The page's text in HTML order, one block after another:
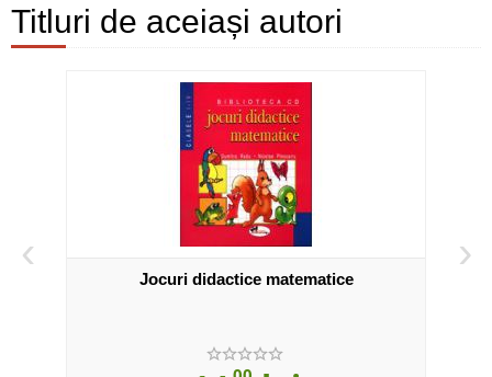
Titluri de aceiași autori
‹
Jocuri didactice matematice
›